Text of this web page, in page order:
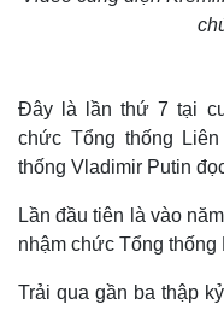
Đây là lần thứ 7 tại
chức Tổng thống
thống Vladimir Putin
Lần đầu tiên là vào
nhậm chức Tổng thống
Trải qua gần ba thập